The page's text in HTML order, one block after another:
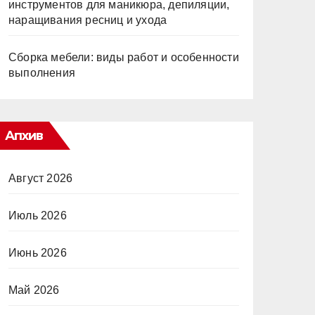
инструментов для маникюра, депиляции,
наращивания ресниц и ухода
Сборка мебели: виды работ и особенности
выполнения
Апхив
Август 2026
Июль 2026
Июнь 2026
Май 2026